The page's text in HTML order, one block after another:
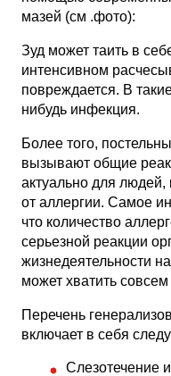
мазей (см .фото):
Зуд может таить в
интенсивном
повреждается. В
нибудь инфекция.
Более того,
вызывают общие
актуально для
от аллергии. Самое
что количество
серьезной реакции
жизнедеятельности
может хватить
Перечень
включает в себя
Слезотечение